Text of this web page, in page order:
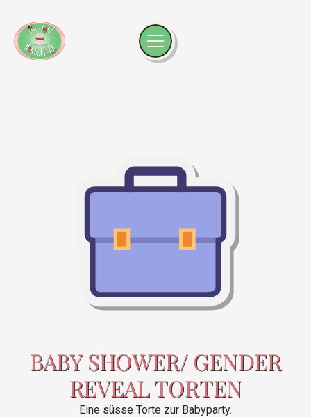
BABY SHOWER/ GENDER
REVEAL TORTEN
Eine süsse Torte zur Babyparty.